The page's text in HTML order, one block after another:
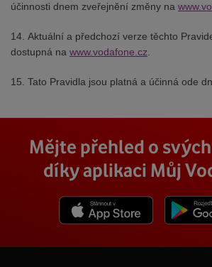
účinnosti dnem zveřejnění změny na
14. Aktuální a předchozí verze těchto
dostupná na www.vodafone.cz
15. Tato Pravidla jsou platná a účinná ode
Mějte přehled o
díky aplikaci Můj